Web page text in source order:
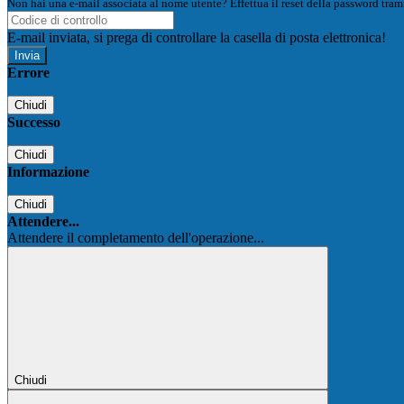
Non hai una e-mail associata al nome utente? Effettua il reset della password
E-mail inviata, si prega di controllare la casella di posta elettronica!
Errore
Chiudi
Successo
Chiudi
Informazione
Chiudi
Attendere...
Attendere il completamento dell'operazione...
Chiudi